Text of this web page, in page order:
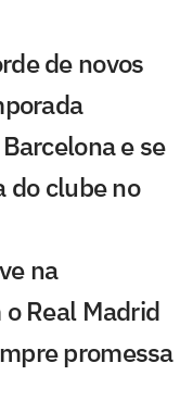
de novos
e se
do clube no
na
Real Madrid
promessa